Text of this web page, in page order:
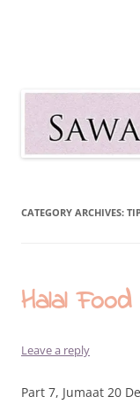
All In One
CATEGORY ARCHIVES:
Halal
Leave a reply
Part 7, Jumaat 20